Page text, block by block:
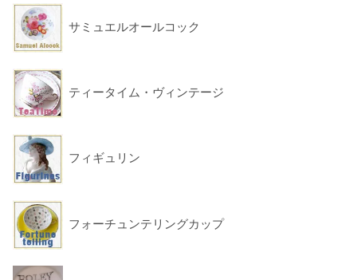
サミュエルオールコック
ティータイム・ヴィンテージ
フィギュリン
フォーチュンテリングカップ